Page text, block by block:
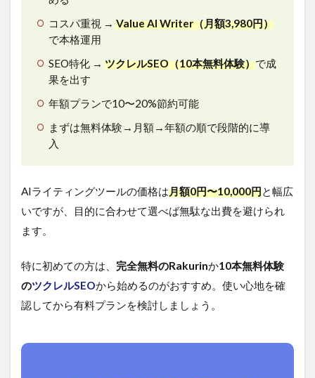
コスパ重視 → Value AI Writer（月額3,980円）
で本格運用
SEO特化 → ツクレルSEO（10本無料体験）で成
果を出す
年額プランで10〜20%節約可能
まずは無料体験→月額→年額の順で段階的に導
入
AIライティングツールの価格は月額0円〜10,000円と幅広
いですが、目的に合わせて選べば無駄な出費を避けられ
ます。
特に初めての方は、 完全無料のRakurinか10本無料体験
のツクレルSEOから始めるのがおすすめ。使い心地を確
認してから有料プランを検討しましょう。